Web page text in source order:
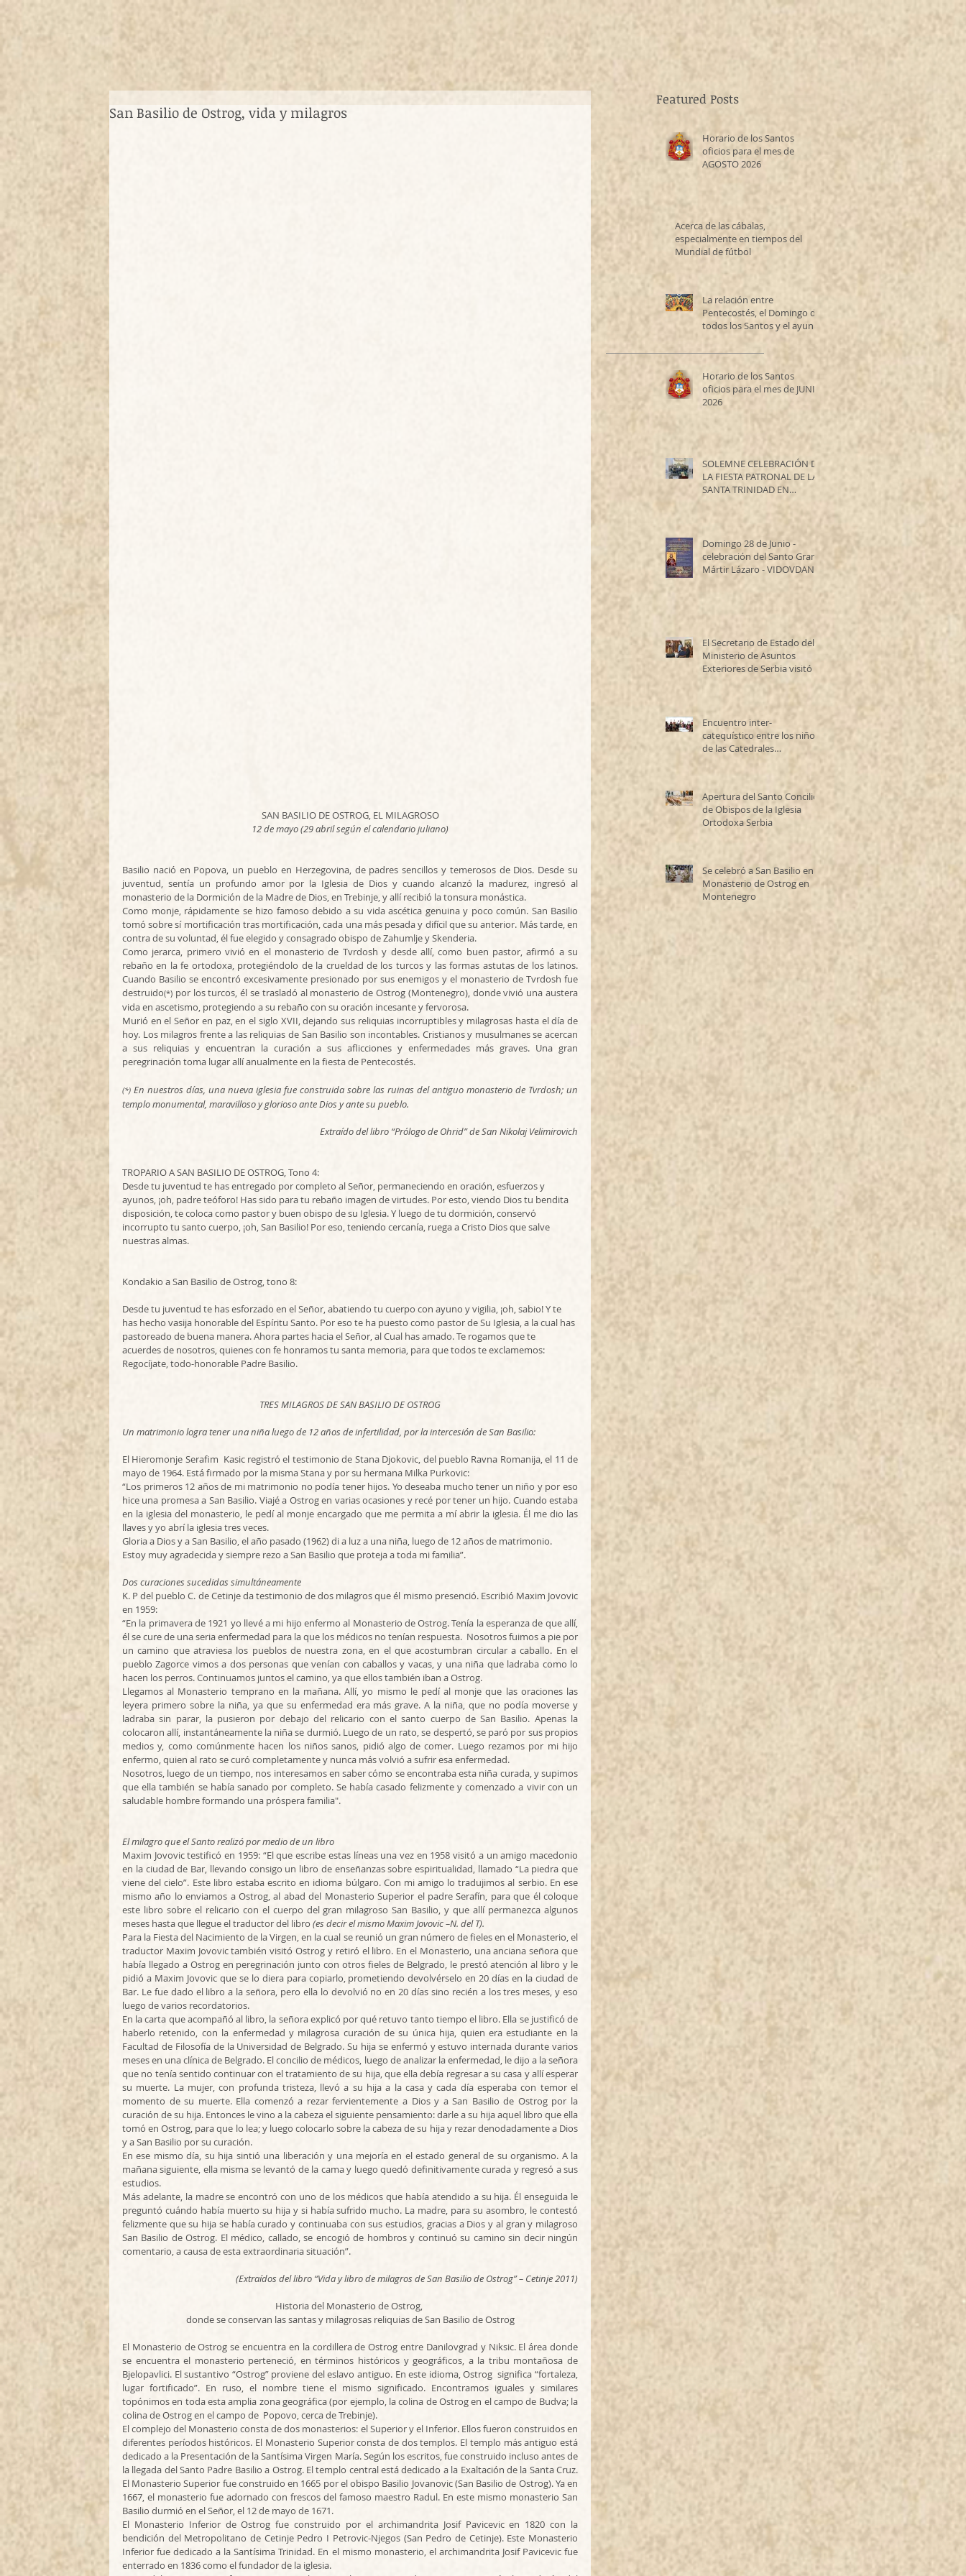
San Basilio de Ostrog, vida y milagros
SAN BASILIO DE OSTROG, EL MILAGROSO
12 de mayo (29 abril según el calendario juliano)
Basilio nació en Popova, un pueblo en Herzegovina, de padres sencillos y temerosos de Dios. Desde su
juventud, sentía un profundo amor por la Iglesia de Dios y cuando alcanzó la madurez, ingresó al
monasterio de la Dormición de la Madre de Dios, en Trebinje, y allí recibió la tonsura monástica.
Como monje, rápidamente se hizo famoso debido a su vida ascética genuina y poco común. San Basilio
tomó sobre sí mortificación tras mortificación, cada una más pesada y difícil que su anterior. Más tarde, en
contra de su voluntad, él fue elegido y consagrado obispo de Zahumlje y Skenderia.
Como jerarca, primero vivió en el monasterio de Tvrdosh y desde allí, como buen pastor, afirmó a su
rebaño en la fe ortodoxa, protegiéndolo de la crueldad de los turcos y las formas astutas de los latinos.
Cuando Basilio se encontró excesivamente presionado por sus enemigos y el monasterio de Tvrdosh fue
destruido(*) por los turcos, él se trasladó al monasterio de Ostrog (Montenegro), donde vivió una austera
vida en ascetismo, protegiendo a su rebaño con su oración incesante y fervorosa.
Murió en el Señor en paz, en el siglo XVII, dejando sus reliquias incorruptibles y milagrosas hasta el día de
hoy. Los milagros frente a las reliquias de San Basilio son incontables. Cristianos y musulmanes se acercan
a sus reliquias y encuentran la curación a sus aflicciones y enfermedades más graves. Una gran
peregrinación toma lugar allí anualmente en la fiesta de Pentecostés.
(*) En nuestros días, una nueva iglesia fue construida sobre las ruinas del antiguo monasterio de Tvrdosh; un
templo monumental, maravilloso y glorioso ante Dios y ante su pueblo.
Extraído del libro “Prólogo de Ohrid” de San Nikolaj Velimirovich
TROPARIO A SAN BASILIO DE OSTROG, Tono 4:
Desde tu juventud te has entregado por completo al Señor, permaneciendo en oración, esfuerzos y
ayunos, ¡oh, padre teóforo! Has sido para tu rebaño imagen de virtudes. Por esto, viendo Dios tu bendita
disposición, te coloca como pastor y buen obispo de su Iglesia. Y luego de tu dormición, conservó
incorrupto tu santo cuerpo, ¡oh, San Basilio! Por eso, teniendo cercanía, ruega a Cristo Dios que salve
nuestras almas.
Kondakio a San Basilio de Ostrog, tono 8:
Desde tu juventud te has esforzado en el Señor, abatiendo tu cuerpo con ayuno y vigilia, ¡oh, sabio! Y te
has hecho vasija honorable del Espíritu Santo. Por eso te ha puesto como pastor de Su Iglesia, a la cual has
pastoreado de buena manera. Ahora partes hacia el Señor, al Cual has amado. Te rogamos que te
acuerdes de nosotros, quienes con fe honramos tu santa memoria, para que todos te exclamemos:
Regocíjate, todo-honorable Padre Basilio.
TRES MILAGROS DE SAN BASILIO DE OSTROG
Un matrimonio logra tener una niña luego de 12 años de infertilidad, por la intercesión de San Basilio:
El Hieromonje Serafim  Kasic registró el testimonio de Stana Djokovic, del pueblo Ravna Romanija, el 11 de
mayo de 1964. Está firmado por la misma Stana y por su hermana Milka Purkovic:
“Los primeros 12 años de mi matrimonio no podía tener hijos. Yo deseaba mucho tener un niño y por eso
hice una promesa a San Basilio. Viajé a Ostrog en varias ocasiones y recé por tener un hijo. Cuando estaba
en la iglesia del monasterio, le pedí al monje encargado que me permita a mí abrir la iglesia. Él me dio las
llaves y yo abrí la iglesia tres veces.
Gloria a Dios y a San Basilio, el año pasado (1962) di a luz a una niña, luego de 12 años de matrimonio.
Estoy muy agradecida y siempre rezo a San Basilio que proteja a toda mi familia”.
Dos curaciones sucedidas simultáneamente
K. P del pueblo C. de Cetinje da testimonio de dos milagros que él mismo presenció. Escribió Maxim Jovovic
en 1959:
“En la primavera de 1921 yo llevé a mi hijo enfermo al Monasterio de Ostrog. Tenía la esperanza de que allí,
él se cure de una seria enfermedad para la que los médicos no tenían respuesta.  Nosotros fuimos a pie por
un camino que atraviesa los pueblos de nuestra zona, en el que acostumbran circular a caballo. En el
pueblo Zagorce vimos a dos personas que venían con caballos y vacas, y una niña que ladraba como lo
hacen los perros. Continuamos juntos el camino, ya que ellos también iban a Ostrog.
Llegamos al Monasterio temprano en la mañana. Allí, yo mismo le pedí al monje que las oraciones las
leyera primero sobre la niña, ya que su enfermedad era más grave. A la niña, que no podía moverse y
ladraba sin parar, la pusieron por debajo del relicario con el santo cuerpo de San Basilio. Apenas la
colocaron allí, instantáneamente la niña se durmió. Luego de un rato, se despertó, se paró por sus propios
medios y, como comúnmente hacen los niños sanos, pidió algo de comer. Luego rezamos por mi hijo
enfermo, quien al rato se curó completamente y nunca más volvió a sufrir esa enfermedad.
Nosotros, luego de un tiempo, nos interesamos en saber cómo se encontraba esta niña curada, y supimos
que ella también se había sanado por completo. Se había casado felizmente y comenzado a vivir con un
saludable hombre formando una próspera familia".
El milagro que el Santo realizó por medio de un libro
Maxim Jovovic testificó en 1959: “El que escribe estas líneas una vez en 1958 visitó a un amigo macedonio
en la ciudad de Bar, llevando consigo un libro de enseñanzas sobre espiritualidad, llamado “La piedra que
viene del cielo”. Este libro estaba escrito en idioma búlgaro. Con mi amigo lo tradujimos al serbio. En ese
mismo año lo enviamos a Ostrog, al abad del Monasterio Superior el padre Serafín, para que él coloque
este libro sobre el relicario con el cuerpo del gran milagroso San Basilio, y que allí permanezca algunos
meses hasta que llegue el traductor del libro (es decir el mismo Maxim Jovovic –N. del T).
Para la Fiesta del Nacimiento de la Virgen, en la cual se reunió un gran número de fieles en el Monasterio, el
traductor Maxim Jovovic también visitó Ostrog y retiró el libro. En el Monasterio, una anciana señora que
había llegado a Ostrog en peregrinación junto con otros fieles de Belgrado, le prestó atención al libro y le
pidió a Maxim Jovovic que se lo diera para copiarlo, prometiendo devolvérselo en 20 días en la ciudad de
Bar. Le fue dado el libro a la señora, pero ella lo devolvió no en 20 días sino recién a los tres meses, y eso
luego de varios recordatorios.
En la carta que acompañó al libro, la señora explicó por qué retuvo tanto tiempo el libro. Ella se justificó de
haberlo retenido, con la enfermedad y milagrosa curación de su única hija, quien era estudiante en la
Facultad de Filosofía de la Universidad de Belgrado. Su hija se enfermó y estuvo internada durante varios
meses en una clínica de Belgrado. El concilio de médicos, luego de analizar la enfermedad, le dijo a la señora
que no tenía sentido continuar con el tratamiento de su hija, que ella debía regresar a su casa y allí esperar
su muerte. La mujer, con profunda tristeza, llevó a su hija a la casa y cada día esperaba con temor el
momento de su muerte. Ella comenzó a rezar fervientemente a Dios y a San Basilio de Ostrog por la
curación de su hija. Entonces le vino a la cabeza el siguiente pensamiento: darle a su hija aquel libro que ella
tomó en Ostrog, para que lo lea; y luego colocarlo sobre la cabeza de su hija y rezar denodadamente a Dios
y a San Basilio por su curación.
En ese mismo día, su hija sintió una liberación y una mejoría en el estado general de su organismo. A la
mañana siguiente, ella misma se levantó de la cama y luego quedó definitivamente curada y regresó a sus
estudios.
Más adelante, la madre se encontró con uno de los médicos que había atendido a su hija. Él enseguida le
preguntó cuándo había muerto su hija y si había sufrido mucho. La madre, para su asombro, le contestó
felizmente que su hija se había curado y continuaba con sus estudios, gracias a Dios y al gran y milagroso
San Basilio de Ostrog. El médico, callado, se encogió de hombros y continuó su camino sin decir ningún
comentario, a causa de esta extraordinaria situación”.
(Extraídos del libro “Vida y libro de milagros de San Basilio de Ostrog” – Cetinje 2011)
Historia del Monasterio de Ostrog,
donde se conservan las santas y milagrosas reliquias de San Basilio de Ostrog
El Monasterio de Ostrog se encuentra en la cordillera de Ostrog entre Danilovgrad y Niksic. El área donde
se encuentra el monasterio perteneció, en términos históricos y geográficos, a la tribu montañosa de
Bjelopavlici. El sustantivo “Ostrog” proviene del eslavo antiguo. En este idioma, Ostrog  significa “fortaleza,
lugar fortificado”. En ruso, el nombre tiene el mismo significado. Encontramos iguales y similares
topónimos en toda esta amplia zona geográfica (por ejemplo, la colina de Ostrog en el campo de Budva; la
colina de Ostrog en el campo de  Popovo, cerca de Trebinje).
El complejo del Monasterio consta de dos monasterios: el Superior y el Inferior. Ellos fueron construidos en
diferentes períodos históricos. El Monasterio Superior consta de dos templos. El templo más antiguo está
dedicado a la Presentación de la Santísima Virgen María. Según los escritos, fue construido incluso antes de
la llegada del Santo Padre Basilio a Ostrog. El templo central está dedicado a la Exaltación de la Santa Cruz.
El Monasterio Superior fue construido en 1665 por el obispo Basilio Jovanovic (San Basilio de Ostrog). Ya en
1667, el monasterio fue adornado con frescos del famoso maestro Radul. En este mismo monasterio San
Basilio durmió en el Señor, el 12 de mayo de 1671.
El Monasterio Inferior de Ostrog fue construido por el archimandrita Josif Pavicevic en 1820 con la
bendición del Metropolitano de Cetinje Pedro I Petrovic-Njegos (San Pedro de Cetinje). Este Monasterio
Inferior fue dedicado a la Santísima Trinidad. En el mismo monasterio, el archimandrita Josif Pavicevic fue
enterrado en 1836 como el fundador de la iglesia.
Featured Posts
Horario de los Santos
oficios para el mes de
AGOSTO 2026
Acerca de las cábalas,
especialmente en tiempos del
Mundial de fútbol
La relación entre
Pentecostés, el Domingo de
todos los Santos y el ayuno
de los Santos Apóstoles
Horario de los Santos
oficios para el mes de JUNIO
2026
SOLEMNE CELEBRACIÓN DE
LA FIESTA PATRONAL DE LA
SANTA TRINIDAD EN
RESISTENCIA
Domingo 28 de Junio -
celebración del Santo Gran
Mártir Lázaro - VIDOVDAN
El Secretario de Estado del
Ministerio de Asuntos
Exteriores de Serbia visitó la
Catedral Ortodoxa Serbia
en Buenos Aires y habló con
Encuentro inter-
catequístico entre los niños
de las Catedrales
Antioqueña y Serbia
Apertura del Santo Concilio
de Obispos de la Iglesia
Ortodoxa Serbia
Se celebró a San Basilio en el
Monasterio de Ostrog en
Montenegro